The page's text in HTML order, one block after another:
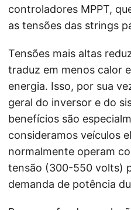
controladores MPPT,
as tensões das strings
Tensões mais altas
traduz em menos calor
energia. Isso, por sua
geral do inversor e do
benefícios são
consideramos veículos
normalmente operam
tensão (300-550 volts)
demanda de potência